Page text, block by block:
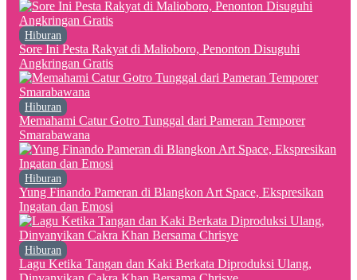
Hiburan
Sore Ini Pesta Rakyat di Malioboro, Penonton Disuguhi
Angkringan Gratis
Hiburan
Memahami Catur Gotro Tunggal dari Pameran Temporer
Smarabawana
Hiburan
Yung Finando Pameran di Blangkon Art Space, Ekspresikan
Ingatan dan Emosi
Hiburan
Lagu Ketika Tangan dan Kaki Berkata Diproduksi Ulang,